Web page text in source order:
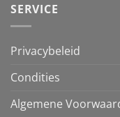
SERVICE
Privacybeleid
Condities
Algemene